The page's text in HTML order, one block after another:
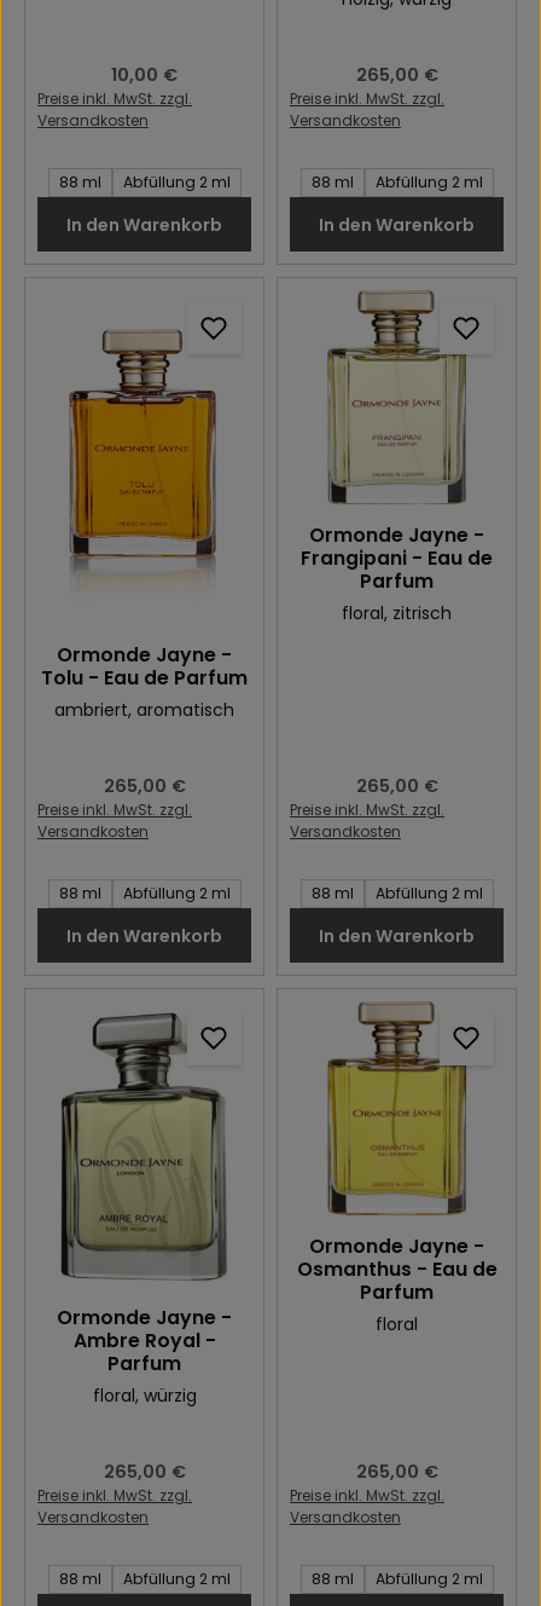
Regulärer Preis:
10,00 €
Preise inkl. MwSt. zzgl.
Versandkosten
Inhalt des Artikel:
88 ml Abfüllung 2 ml
In den Warenkorb
Regulärer Preis:
265,00 €
Preise inkl. MwSt. zzgl.
Versandkosten
Inhalt des Artikel:
88 ml Abfüllung 2 ml
In den Warenkorb
Ormonde Jayne -
Tolu - Eau de Parfum
ambriert, aromatisch
Regulärer Preis:
265,00 €
Preise inkl. MwSt. zzgl.
Versandkosten
Inhalt des Artikel:
88 ml Abfüllung 2 ml
In den Warenkorb
Ormonde Jayne -
Frangipani - Eau de
Parfum
floral, zitrisch
Regulärer Preis:
265,00 €
Preise inkl. MwSt. zzgl.
Versandkosten
Inhalt des Artikel:
88 ml Abfüllung 2 ml
In den Warenkorb
Ormonde Jayne -
Ambre Royal -
Parfum
floral, würzig
Regulärer Preis:
265,00 €
Preise inkl. MwSt. zzgl.
Versandkosten
Inhalt des Artikel:
88 ml Abfüllung 2 ml
Ormonde Jayne -
Osmanthus - Eau de
Parfum
floral
Regulärer Preis:
265,00 €
Preise inkl. MwSt. zzgl.
Versandkosten
Inhalt des Artikel:
88 ml Abfüllung 2 ml